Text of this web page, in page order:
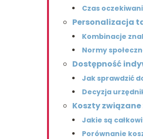
Czas
Personalizacja
Kombinacje
Normy
Dostępność
Jak sprawdzić
Decyzja
Koszty
Jakie są
Porównanie